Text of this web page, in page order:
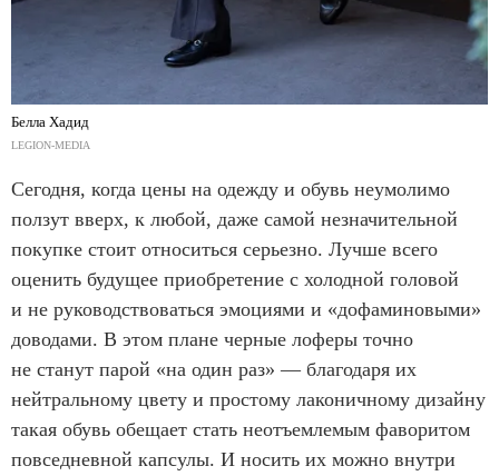
Белла Хадид
LEGION-MEDIA
Сегодня, когда цены на одежду и обувь неумолимо
ползут вверх, к любой, даже самой незначительной
покупке стоит относиться серьезно. Лучше всего
оценить будущее приобретение с холодной головой
и не руководствоваться эмоциями и «дофаминовыми»
доводами. В этом плане черные лоферы точно
не станут парой «на один раз» — благодаря их
нейтральному цвету и простому лаконичному дизайну
такая обувь обещает стать неотъемлемым фаворитом
повседневной капсулы. И носить их можно внутри